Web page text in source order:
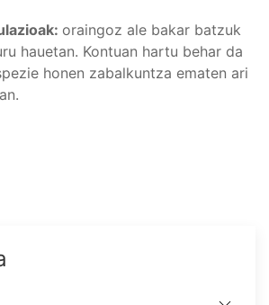
oraingoz ale bakar batzuk
hauetan. Kontuan hartu behar da
honen zabalkuntza ematen ari